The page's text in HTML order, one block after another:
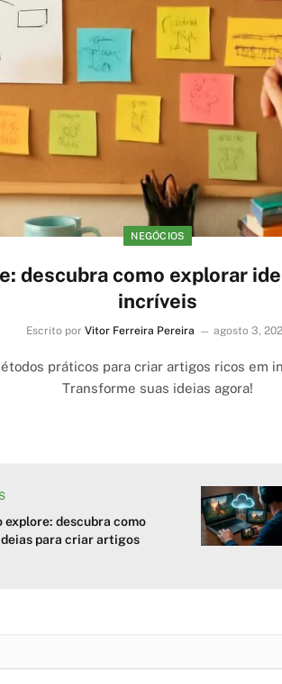
NEGÓCIOS
descubra como explorar
incríveis
Escrito por Vitor Ferreira Pereira agosto 3,
práticos para criar artigos ricos em
Transforme suas ideias agora!
explore: descubra como
para criar artigos